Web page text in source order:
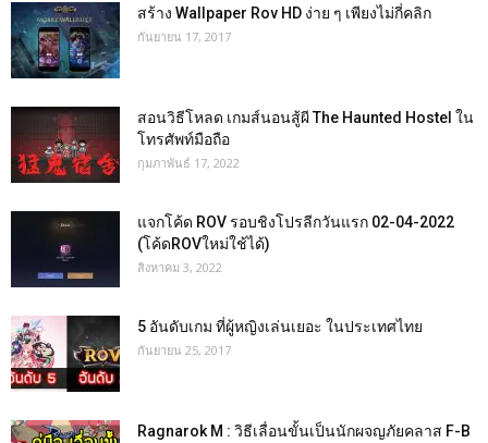
สร้าง Wallpaper Rov HD ง่าย ๆ เพียงไม่กี่คลิก
กันยายน 17, 2017
สอนวิธีโหลด เกมส์นอนสู้ผี The Haunted Hostel ใน
โทรศัพท์มือถือ
กุมภาพันธ์ 17, 2022
แจกโค้ด ROV รอบชิงโปรลีกวันแรก 02-04-2022
(โค้ดROVใหม่ใช้ได้)
สิงหาคม 3, 2022
5 อันดับเกม ที่ผู้หญิงเล่นเยอะ ในประเทศไทย
กันยายน 25, 2017
Ragnarok M : วิธีเลื่อนขั้นเป็นนักผจญภัยคลาส F-B